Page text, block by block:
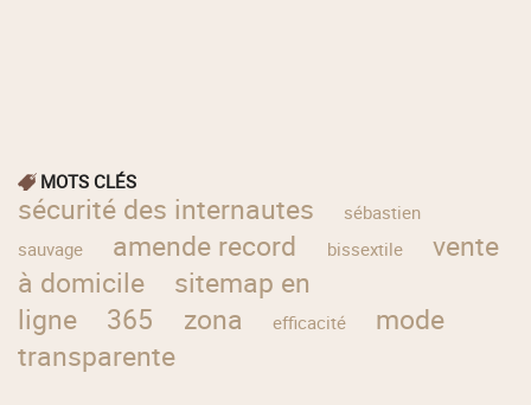
MOTS CLÉS
sécurité des internautes
sébastien
sauvage
amende record bissextile
vente
à domicile
sitemap en
ligne
365 zona efficacité
mode
transparente